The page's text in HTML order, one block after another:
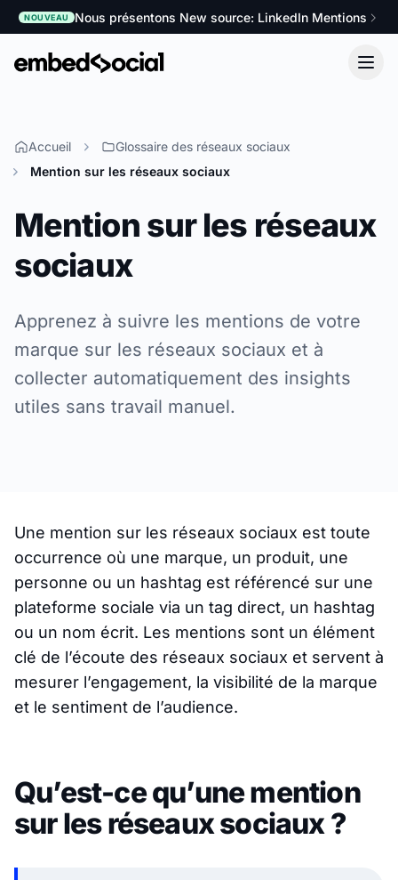
NOUVEAU Nous présentons New source: LinkedIn Mentions
Accueil
Glossaire des réseaux sociaux
Mention sur les réseaux sociaux
Mention sur les réseaux
sociaux
Apprenez à suivre les mentions de votre
marque sur les réseaux sociaux et à
collecter automatiquement des insights
utiles sans travail manuel.
Une mention sur les réseaux sociaux est toute
occurrence où une marque, un produit, une
personne ou un hashtag est référencé sur une
plateforme sociale via un tag direct, un hashtag
ou un nom écrit. Les mentions sont un élément
clé de l’écoute des réseaux sociaux et servent à
mesurer l’engagement, la visibilité de la marque
et le sentiment de l’audience.
Qu’est-ce qu’une mention
sur les réseaux sociaux ?